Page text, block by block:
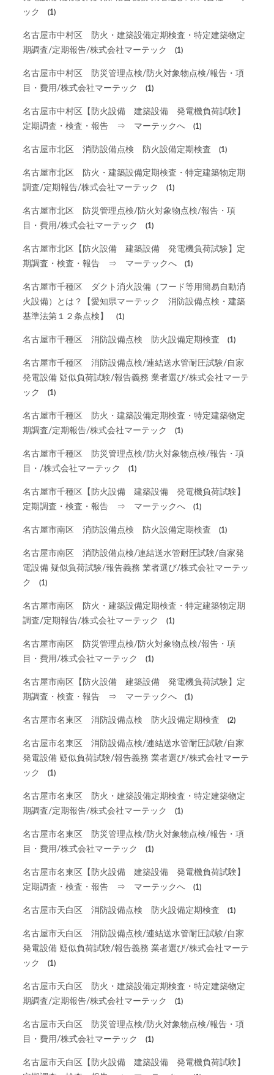
ック
(1)
名古屋市中村区 防火・建築設備定期検査・特定建築物定
期調査/定期報告/株式会社マーテック
(1)
名古屋市中村区 防災管理点検/防火対象物点検/報告・項
目・費用/株式会社マーテック
(1)
名古屋市中村区【防火設備 建築設備 発電機負荷試験】
定期調査・検査・報告 ⇒ マーテックへ
(1)
名古屋市北区 消防設備点検 防火設備定期検査 (1)
名古屋市北区 防火・建築設備定期検査・特定建築物定期
調査/定期報告/株式会社マーテック
(1)
名古屋市北区 防災管理点検/防火対象物点検/報告・項
目・費用/株式会社マーテック
(1)
名古屋市北区【防火設備 建築設備 発電機負荷試験】定
期調査・検査・報告 ⇒ マーテックへ
(1)
名古屋市千種区 ダクト消火設備（フード等用簡易自動消
火設備）とは？【愛知県マーテック 消防設備点検・建築
基準法第１２条点検】
(1)
名古屋市千種区 消防設備点検 防火設備定期検査 (1)
名古屋市千種区 消防設備点検/連結送水管耐圧試験/自家
発電設備 疑似負荷試験/報告義務 業者選び/株式会社マーテ
ック
(1)
名古屋市千種区 防火・建築設備定期検査・特定建築物定
期調査/定期報告/株式会社マーテック
(1)
名古屋市千種区 防災管理点検/防火対象物点検/報告・項
目・/株式会社マーテック
(1)
名古屋市千種区【防火設備 建築設備 発電機負荷試験】
定期調査・検査・報告 ⇒ マーテックへ
(1)
名古屋市南区 消防設備点検 防火設備定期検査 (1)
名古屋市南区 消防設備点検/連結送水管耐圧試験/自家発
電設備 疑似負荷試験/報告義務 業者選び/株式会社マーテッ
ク
(1)
名古屋市南区 防火・建築設備定期検査・特定建築物定期
調査/定期報告/株式会社マーテック
(1)
名古屋市南区 防災管理点検/防火対象物点検/報告・項
目・費用/株式会社マーテック
(1)
名古屋市南区【防火設備 建築設備 発電機負荷試験】定
期調査・検査・報告 ⇒ マーテックへ
(1)
名古屋市名東区 消防設備点検 防火設備定期検査 (2)
名古屋市名東区 消防設備点検/連結送水管耐圧試験/自家
発電設備 疑似負荷試験/報告義務 業者選び/株式会社マーテ
ック
(1)
名古屋市名東区 防火・建築設備定期検査・特定建築物定
期調査/定期報告/株式会社マーテック
(1)
名古屋市名東区 防災管理点検/防火対象物点検/報告・項
目・費用/株式会社マーテック
(1)
名古屋市名東区【防火設備 建築設備 発電機負荷試験】
定期調査・検査・報告 ⇒ マーテックへ
(1)
名古屋市天白区 消防設備点検 防火設備定期検査 (1)
名古屋市天白区 消防設備点検/連結送水管耐圧試験/自家
発電設備 疑似負荷試験/報告義務 業者選び/株式会社マーテ
ック
(1)
名古屋市天白区 防火・建築設備定期検査・特定建築物定
期調査/定期報告/株式会社マーテック
(1)
名古屋市天白区 防災管理点検/防火対象物点検/報告・項
目・費用/株式会社マーテック
(1)
名古屋市天白区【防火設備 建築設備 発電機負荷試験】